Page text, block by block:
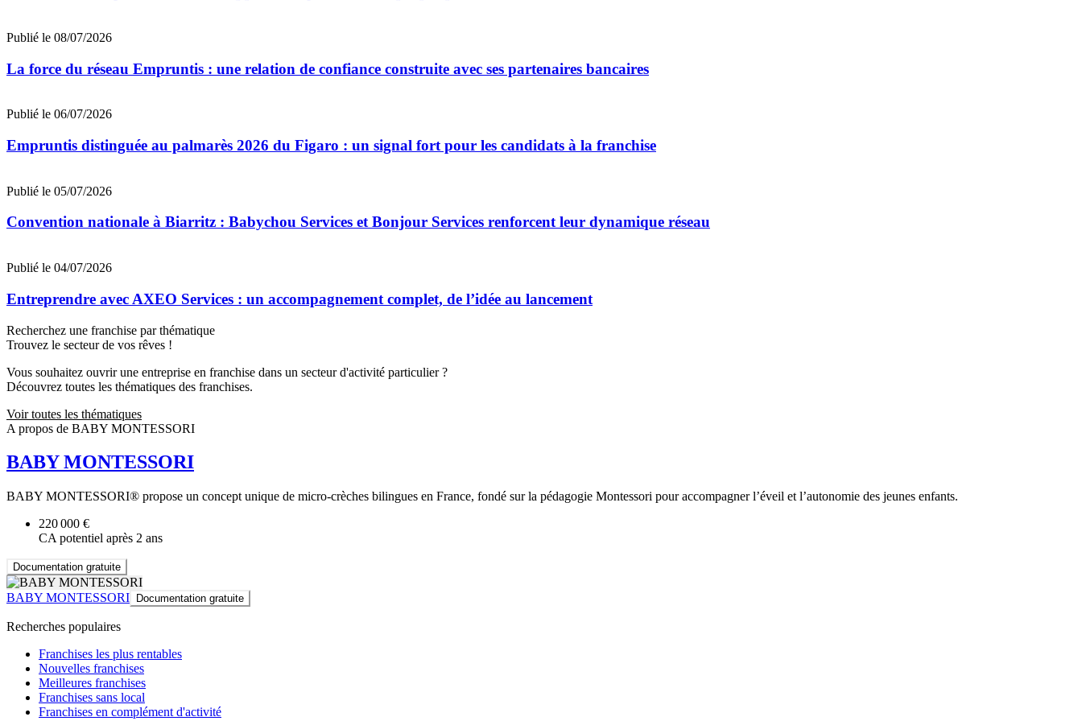
Publié le 08/07/2026
La force du réseau Empruntis : une relation de confiance construite avec ses partenaires bancaires
Publié le 06/07/2026
Empruntis distinguée au palmarès 2026 du Figaro : un signal fort pour les candidats à la franchise
Publié le 05/07/2026
Convention nationale à Biarritz : Babychou Services et Bonjour Services renforcent leur dynamique réseau
Publié le 04/07/2026
Entreprendre avec AXEO Services : un accompagnement complet, de l’idée au lancement
Recherchez une franchise par thématique
Trouvez le secteur de vos rêves !
Vous souhaitez ouvrir une entreprise en franchise dans un secteur d'activité particulier ?
Découvrez toutes les thématiques des franchises.
Voir toutes les thématiques
A propos de BABY MONTESSORI
BABY MONTESSORI
BABY MONTESSORI® propose un concept unique de micro-crèches bilingues en France, fondé sur la pédagogie Montessori pour accompagner l’éveil et l’autonomie des jeunes enfants.
220 000 €
CA potentiel après 2 ans
Documentation gratuite
BABY MONTESSORI Documentation gratuite
Recherches populaires
Franchises les plus rentables
Nouvelles franchises
Meilleures franchises
Franchises sans local
Franchises en complément d'activité